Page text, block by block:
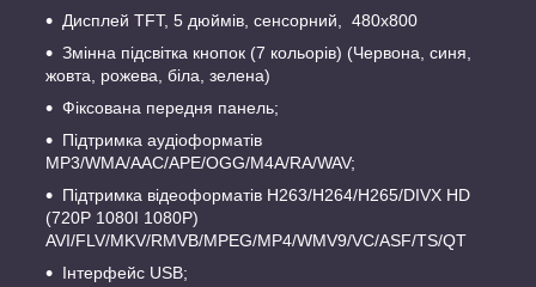
Дисплей TFT, 5 дюймів, сенсорний, 480x800
Змінна підсвітка кнопок (7 кольорів) (Червона, синя,
жовта, рожева, біла, зелена)
Фіксована передня панель;
Підтримка аудіоформатів
MP3/WMA/AAC/APE/OGG/M4A/RA/WAV;
Підтримка відеоформатів H263/H264/H265/DIVX HD
(720P 1080I 1080P)
AVI/FLV/MKV/RMVB/MPEG/MP4/WMV9/VC/ASF/TS/QT
Інтерфейс USB;